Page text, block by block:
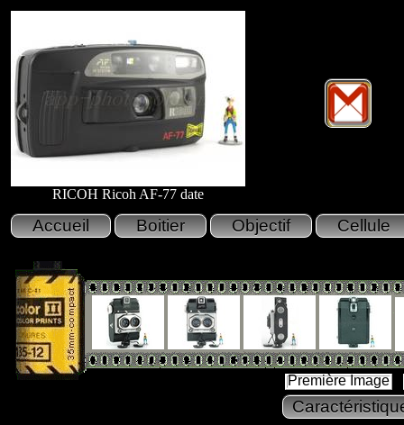
RICOH Ricoh AF-77 date
Première Image